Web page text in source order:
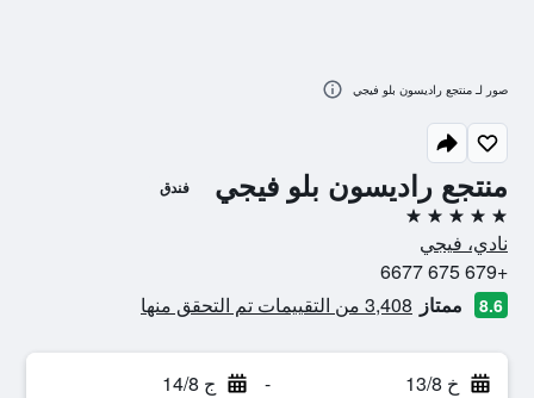
منتجع راديسون بلو فيجي فندق
5 نجوم
نادي، فيجي
+679 675 6677
8.6 ممتاز 3,408 من التقييمات تم التحقق منها
خ 13/8 - ج 14/8
صور لـ منتجع راديسون بلو فيجي